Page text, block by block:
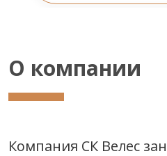
О компании
Компания СК Велес